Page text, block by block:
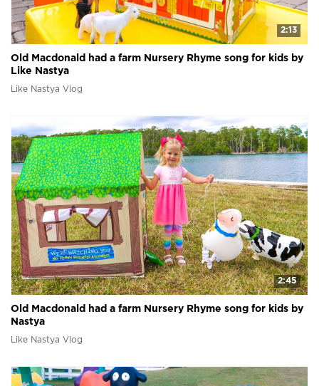
2:13
Old Macdonald had a farm Nursery Rhyme song for kids by
Like Nastya
Like Nastya Vlog
2:45
Old Macdonald had a farm Nursery Rhyme song for kids by
Nastya
Like Nastya Vlog